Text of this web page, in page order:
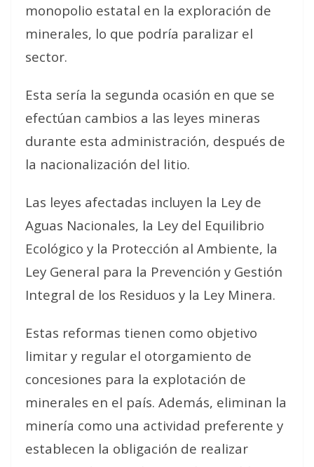
monopolio estatal en la exploración de
minerales, lo que podría paralizar el
sector.
Esta sería la segunda ocasión en que se
efectúan cambios a las leyes mineras
durante esta administración, después de
la nacionalización del litio.
Las leyes afectadas incluyen la Ley de
Aguas Nacionales, la Ley del Equilibrio
Ecológico y la Protección al Ambiente, la
Ley General para la Prevención y Gestión
Integral de los Residuos y la Ley Minera.
Estas reformas tienen como objetivo
limitar y regular el otorgamiento de
concesiones para la explotación de
minerales en el país. Además, eliminan la
minería como una actividad preferente y
establecen la obligación de realizar